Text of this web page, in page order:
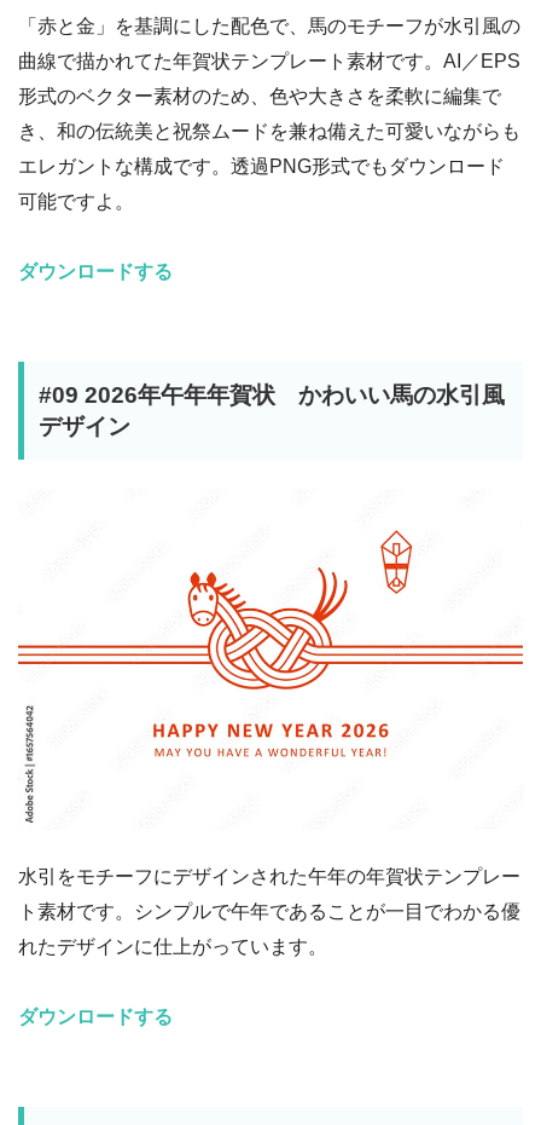
「赤と金」を基調にした配色で、馬のモチーフが水引風の
曲線で描かれてた年賀状テンプレート素材です。AI／EPS
形式のベクター素材のため、色や大きさを柔軟に編集で
き、和の伝統美と祝祭ムードを兼ね備えた可愛いながらも
エレガントな構成です。透過PNG形式でもダウンロード
可能ですよ。
ダウンロードする
#09 2026年午年年賀状 かわいい馬の水引風
デザイン
水引をモチーフにデザインされた午年の年賀状テンプレー
ト素材です。シンプルで午年であることが一目でわかる優
れたデザインに仕上がっています。
ダウンロードする